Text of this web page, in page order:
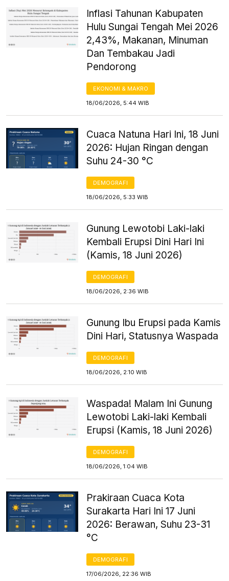
Inflasi Tahunan Kabupaten
Hulu Sungai Tengah Mei 2026
2,43%, Makanan, Minuman
Dan Tembakau Jadi
Pendorong
EKONOMI & MAKRO
18/06/2026, 5:44 WIB
Cuaca Natuna Hari Ini, 18 Juni
2026: Hujan Ringan dengan
Suhu 24-30 °C
DEMOGRAFI
18/06/2026, 5:33 WIB
Gunung Lewotobi Laki-laki
Kembali Erupsi Dini Hari Ini
(Kamis, 18 Juni 2026)
DEMOGRAFI
18/06/2026, 2:36 WIB
Gunung Ibu Erupsi pada Kamis
Dini Hari, Statusnya Waspada
DEMOGRAFI
18/06/2026, 2:10 WIB
Waspada! Malam Ini Gunung
Lewotobi Laki-laki Kembali
Erupsi (Kamis, 18 Juni 2026)
DEMOGRAFI
18/06/2026, 1:04 WIB
Prakiraan Cuaca Kota
Surakarta Hari Ini 17 Juni
2026: Berawan, Suhu 23-31
°C
DEMOGRAFI
17/06/2026, 22:36 WIB